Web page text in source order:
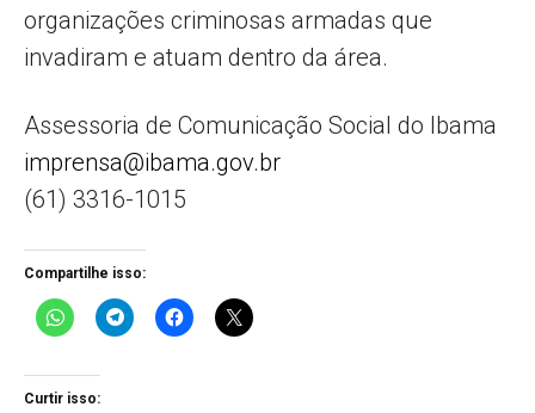
organizações criminosas armadas que
invadiram e atuam dentro da área.
Assessoria de Comunicação Social do Ibama
imprensa@ibama.gov.br
(61) 3316-1015
Compartilhe isso:
Curtir isso: